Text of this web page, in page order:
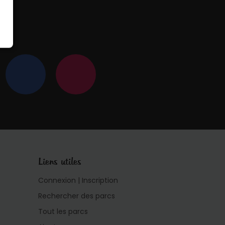
Liens utiles
Connexion | Inscription
Rechercher des parcs
Tout les parcs